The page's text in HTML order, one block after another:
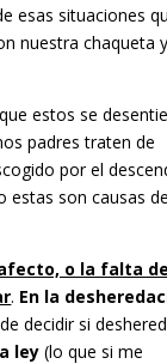
esas situaciones
nuestra chaqueta y
estos se
padres traten de
por el
estas son causas de
o la falta
. En la
decidir si
ley (lo que si me